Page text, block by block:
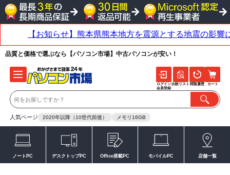
品質と価格で選ぶなら【パソコン市場】中古パソコンが安い！
人気ページ 2020年以降（10世代前後） メモリ16GB
ログイン
会員登録
比較リスト 閲覧履歴 カート
ノートPC デスクトップPC Office搭載PC モバイルPC 店舗一覧